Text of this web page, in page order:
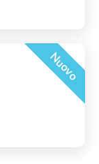
Nuovo